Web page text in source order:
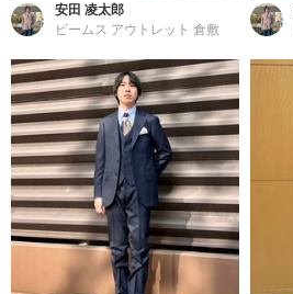
安田 凌太郎
ビームス アウトレット 倉敷